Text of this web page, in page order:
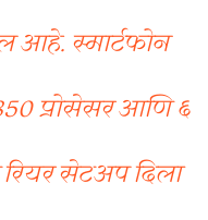
आहे. स्मार्टफोन
प्रोसेसर आणि ६
सेटअप दिला